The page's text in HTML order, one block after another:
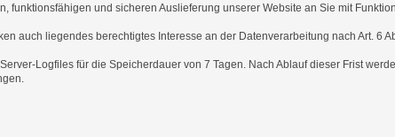
und sicheren Auslieferung unserer Website an Sie mit
auch liegendes berechtigtes Interesse an der Datenverarbeitung nach Art. 6
Logfiles für die Speicherdauer von 7 Tagen. Nach Ablauf dieser Frist